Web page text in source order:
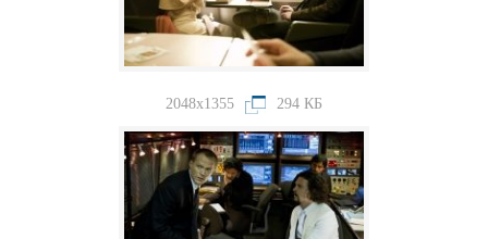
2048x1355 294 КБ